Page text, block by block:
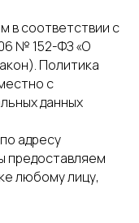
в соответствии с
№ 152-ФЗ «О
Политика
с
данных
адресу
предоставляем
любому лицу,